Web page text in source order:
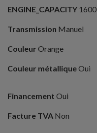
ENGINE_CAPACITY 1600
Transmission Manuel
Couleur Orange
Couleur métalliqueOui
Financement Oui
Facture TVA Non